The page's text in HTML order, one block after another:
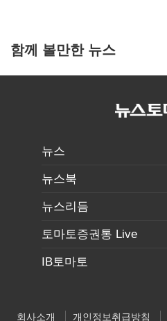
함께 볼만한 뉴스
뉴스
뉴스북
뉴스리듬
토마토증권통 Live
IB토마토
회사소개 개인정보취급방침